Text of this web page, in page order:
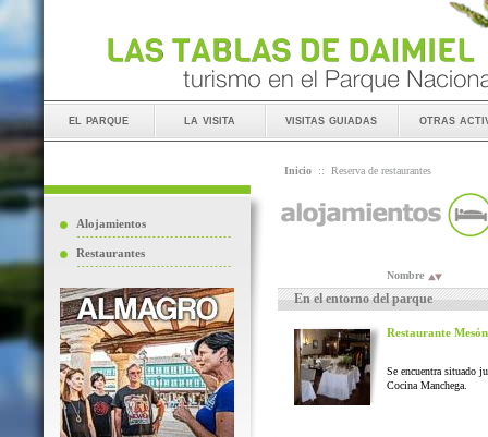
el parque la visita visitas guiadas otras
Alojamientos
Restaurantes
Inicio :: Reserva de restaurantes
Nombre
En el entorno del parque
Restaurante
Se encuentra situado
Cocina Manchega.